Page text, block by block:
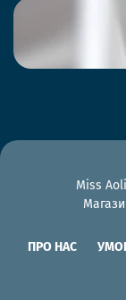
Miss
ПРО НАС